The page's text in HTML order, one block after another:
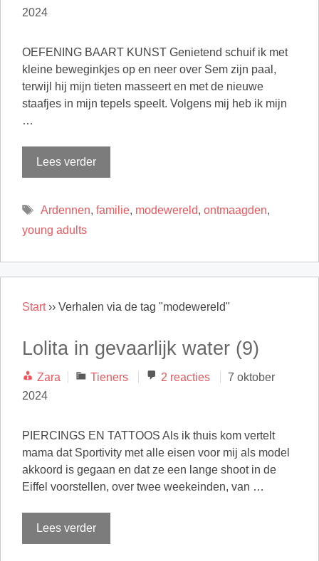
2024
OEFENING BAART KUNST Genietend schuif ik met
kleine beweginkjes op en neer over Sem zijn paal,
terwijl hij mijn tieten masseert en met de nieuwe
staafjes in mijn tepels speelt. Volgens mij heb ik mijn
…
Lees verder
Tags
Ardennen, familie, modewereld, ontmaagden,
young adults
Start›› Verhalen via de tag "modewereld"
Lolita in gevaarlijk water (9)
Zara Categorieën
Tieners 2 reacties
7 oktober
2024
PIERCINGS EN TATTOOS Als ik thuis kom vertelt
mama dat Sportivity met alle eisen voor mij als model
akkoord is gegaan en dat ze een lange shoot in de
Eiffel voorstellen, over twee weekeinden, van …
Lees verder